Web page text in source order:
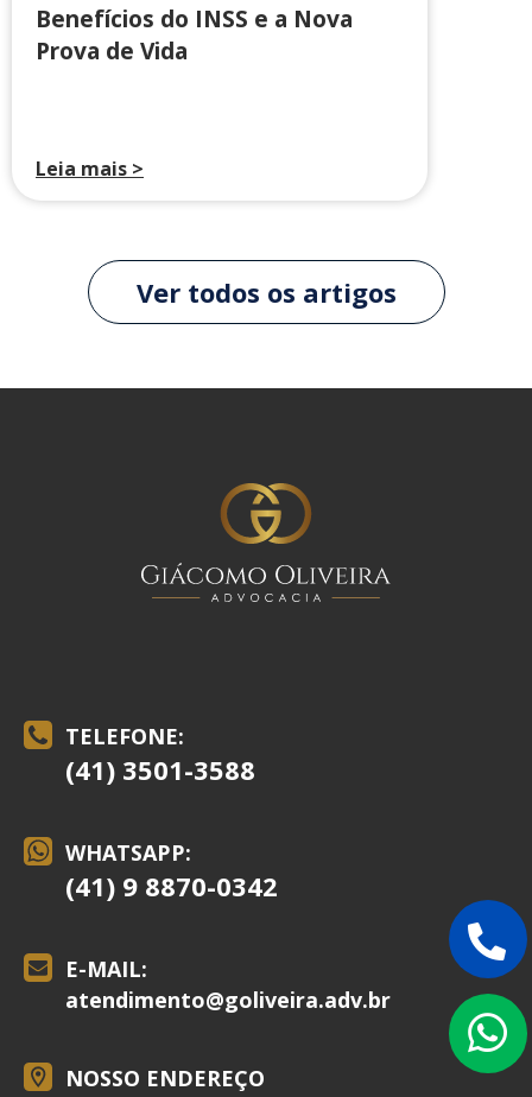
Benefícios do INSS e a Nova
Prova de Vida
Leia mais >
Ver todos os artigos
TELEFONE:
(41) 3501-3588
WHATSAPP:
(41) 9 8870-0342
E-MAIL:
atendimento@goliveira.adv.br
NOSSO ENDEREÇO